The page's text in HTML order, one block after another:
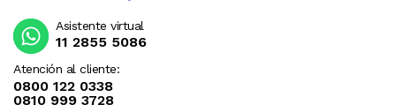
Atención al cliente:
0800 122 0338
0810 999 3728
Asistente virtual
11 2855 5086